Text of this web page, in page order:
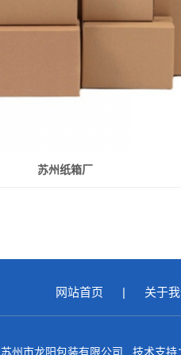
苏州纸箱厂
网站首页 关于
苏州市龙阳包装有限公司 技术支持